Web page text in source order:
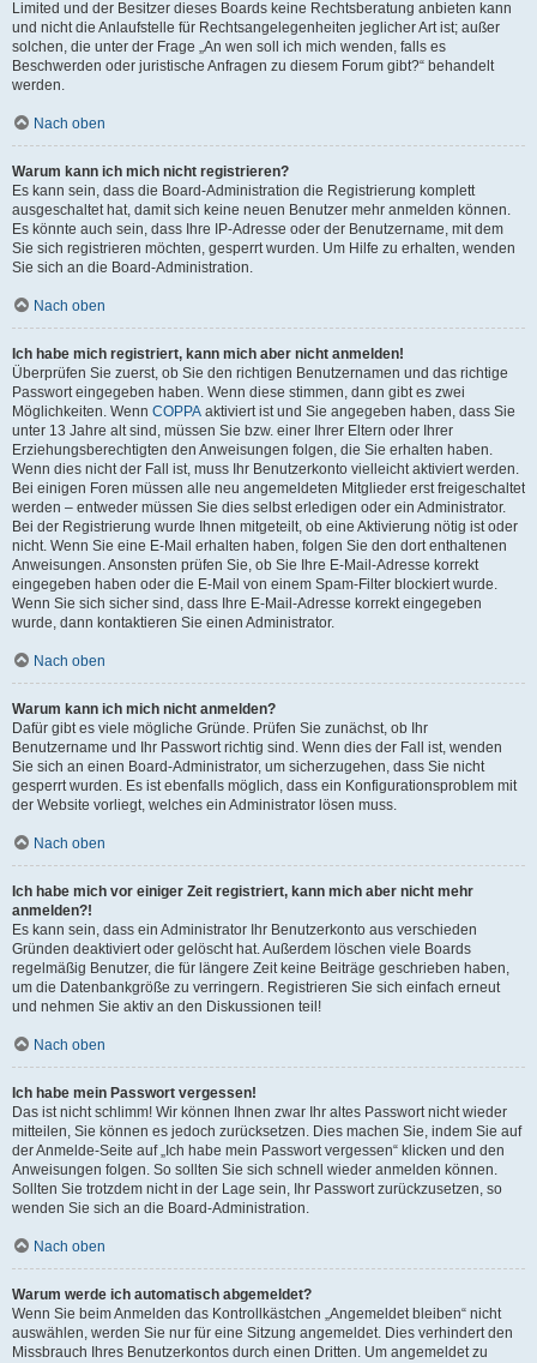
Limited und der Besitzer dieses Boards keine Rechtsberatung anbieten kann
und nicht die Anlaufstelle für Rechtsangelegenheiten jeglicher Art ist; außer
solchen, die unter der Frage „An wen soll ich mich wenden, falls es
Beschwerden oder juristische Anfragen zu diesem Forum gibt?“ behandelt
werden.
Nach oben
Warum kann ich mich nicht registrieren?
Es kann sein, dass die Board-Administration die Registrierung komplett
ausgeschaltet hat, damit sich keine neuen Benutzer mehr anmelden können.
Es könnte auch sein, dass Ihre IP-Adresse oder der Benutzername, mit dem
Sie sich registrieren möchten, gesperrt wurden. Um Hilfe zu erhalten, wenden
Sie sich an die Board-Administration.
Nach oben
Ich habe mich registriert, kann mich aber nicht anmelden!
Überprüfen Sie zuerst, ob Sie den richtigen Benutzernamen und das richtige
Passwort eingegeben haben. Wenn diese stimmen, dann gibt es zwei
Möglichkeiten. Wenn COPPA aktiviert ist und Sie angegeben haben, dass Sie
unter 13 Jahre alt sind, müssen Sie bzw. einer Ihrer Eltern oder Ihrer
Erziehungsberechtigten den Anweisungen folgen, die Sie erhalten haben.
Wenn dies nicht der Fall ist, muss Ihr Benutzerkonto vielleicht aktiviert werden.
Bei einigen Foren müssen alle neu angemeldeten Mitglieder erst freigeschaltet
werden – entweder müssen Sie dies selbst erledigen oder ein Administrator.
Bei der Registrierung wurde Ihnen mitgeteilt, ob eine Aktivierung nötig ist oder
nicht. Wenn Sie eine E-Mail erhalten haben, folgen Sie den dort enthaltenen
Anweisungen. Ansonsten prüfen Sie, ob Sie Ihre E-Mail-Adresse korrekt
eingegeben haben oder die E-Mail von einem Spam-Filter blockiert wurde.
Wenn Sie sich sicher sind, dass Ihre E-Mail-Adresse korrekt eingegeben
wurde, dann kontaktieren Sie einen Administrator.
Nach oben
Warum kann ich mich nicht anmelden?
Dafür gibt es viele mögliche Gründe. Prüfen Sie zunächst, ob Ihr
Benutzername und Ihr Passwort richtig sind. Wenn dies der Fall ist, wenden
Sie sich an einen Board-Administrator, um sicherzugehen, dass Sie nicht
gesperrt wurden. Es ist ebenfalls möglich, dass ein Konfigurationsproblem mit
der Website vorliegt, welches ein Administrator lösen muss.
Nach oben
Ich habe mich vor einiger Zeit registriert, kann mich aber nicht mehr
anmelden?!
Es kann sein, dass ein Administrator Ihr Benutzerkonto aus verschieden
Gründen deaktiviert oder gelöscht hat. Außerdem löschen viele Boards
regelmäßig Benutzer, die für längere Zeit keine Beiträge geschrieben haben,
um die Datenbankgröße zu verringern. Registrieren Sie sich einfach erneut
und nehmen Sie aktiv an den Diskussionen teil!
Nach oben
Ich habe mein Passwort vergessen!
Das ist nicht schlimm! Wir können Ihnen zwar Ihr altes Passwort nicht wieder
mitteilen, Sie können es jedoch zurücksetzen. Dies machen Sie, indem Sie auf
der Anmelde-Seite auf „Ich habe mein Passwort vergessen“ klicken und den
Anweisungen folgen. So sollten Sie sich schnell wieder anmelden können.
Sollten Sie trotzdem nicht in der Lage sein, Ihr Passwort zurückzusetzen, so
wenden Sie sich an die Board-Administration.
Nach oben
Warum werde ich automatisch abgemeldet?
Wenn Sie beim Anmelden das Kontrollkästchen „Angemeldet bleiben“ nicht
auswählen, werden Sie nur für eine Sitzung angemeldet. Dies verhindert den
Missbrauch Ihres Benutzerkontos durch einen Dritten. Um angemeldet zu